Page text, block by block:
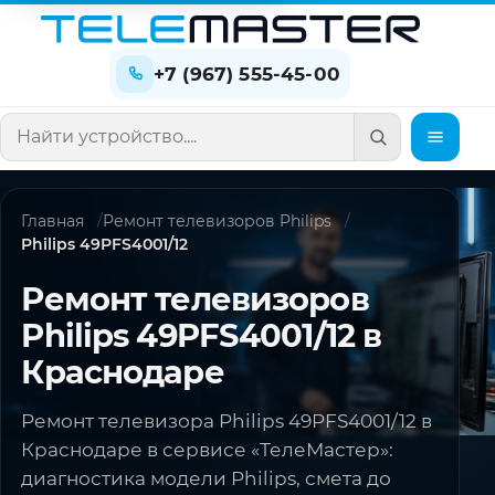
+7 (967) 555-45-00
Поиск по сайту
Главная
Ремонт телевизоров Philips
Philips 49PFS4001/12
Ремонт телевизоров
Philips 49PFS4001/12 в
Краснодаре
Ремонт телевизора Philips 49PFS4001/12 в
Краснодаре в сервисе «ТелеМастер»:
диагностика модели Philips, смета до